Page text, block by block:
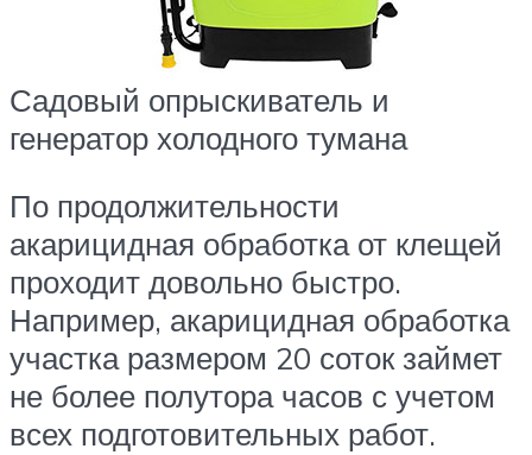
Садовый опрыскиватель и
генератор холодного тумана
По продолжительности
акарицидная обработка от клещей
проходит довольно быстро.
Например, акарицидная обработка
участка размером 20 соток займет
не более полутора часов с учетом
всех подготовительных работ.